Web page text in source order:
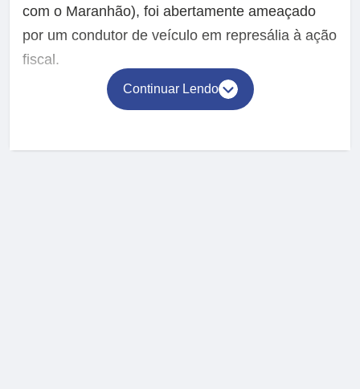
com o Maranhão), foi abertamente ameaçado
por um condutor de veículo em represália à ação
fiscal.
Continuar Lendo